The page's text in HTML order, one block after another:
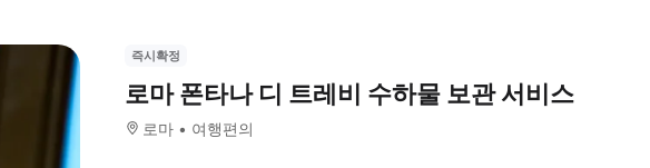
즉시확정
로마 폰타나 디 트레비 수하물 보관 서비스
로마 여행편의